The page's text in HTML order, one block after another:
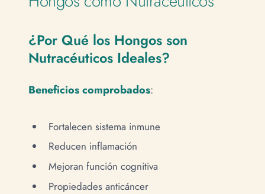
¿Por Qué los Hongos son
Nutracéuticos Ideales?
Beneficios comprobados:
Fortalecen sistema inmune
Reducen inflamación
Mejoran función cognitiva
Propiedades anticáncer